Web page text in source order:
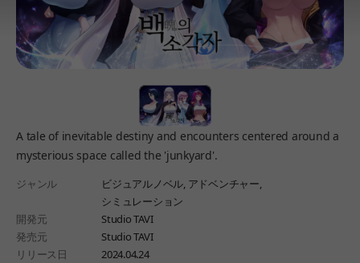
A tale of inevitable destiny and encounters centered around a
mysterious space called the 'junkyard'.
ジャンル ビジュアルノベル, アドベンチャー,
シミュレーション
開発元
Studio TAVI
発売元
Studio TAVI
リリース日
2024.04.24